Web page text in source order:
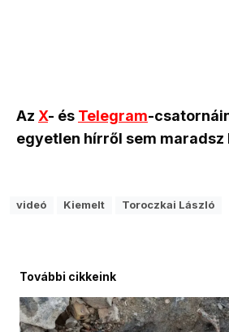
Az X- és Telegram-
egyetlen hírről sem maradsz
videó Kiemelt Toroczkai László
További cikkeink